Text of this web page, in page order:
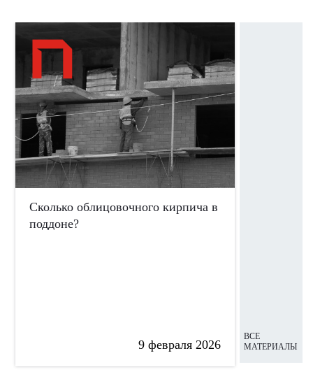
Сколько облицовочного кирпича в
поддоне?
9 февраля 2026
ВСЕ
МАТЕРИАЛЫ